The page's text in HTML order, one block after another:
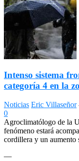
Intenso sistema
categoría 4 en la
Noticias Eric Villaseñor
0
Agroclimatólogo de la
fenómeno estará
cordillera y un aumento
—